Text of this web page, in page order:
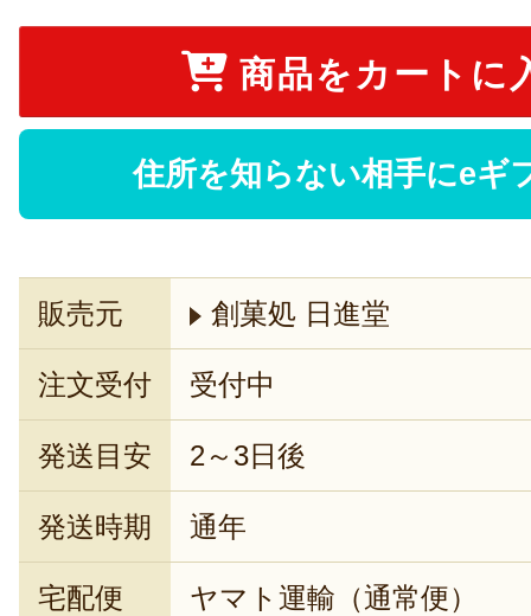
商品をカートに
住所を知らない相手にeギ
販売元 創菓処 日進堂
注文受付 受付中
発送目安 2～3日後
発送時期 通年
宅配便 ヤマト運輸（通常便）